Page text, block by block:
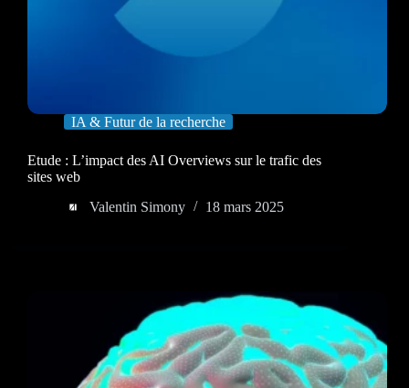
IA & Futur de la recherche
Etude : L’impact des AI Overviews sur le trafic des
sites web
Valentin Simony
18 mars 2025